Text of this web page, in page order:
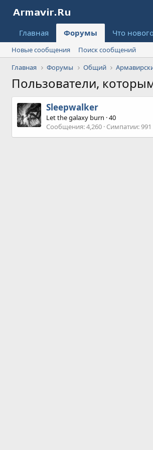
Главная Форумы Что
Новые сообщения
Поиск сообщений
Главная
Форумы Общий
Пользователи,
Sleepwalker
Let the galaxy burn ·40
Сообщения 4,260 Симпатии 991